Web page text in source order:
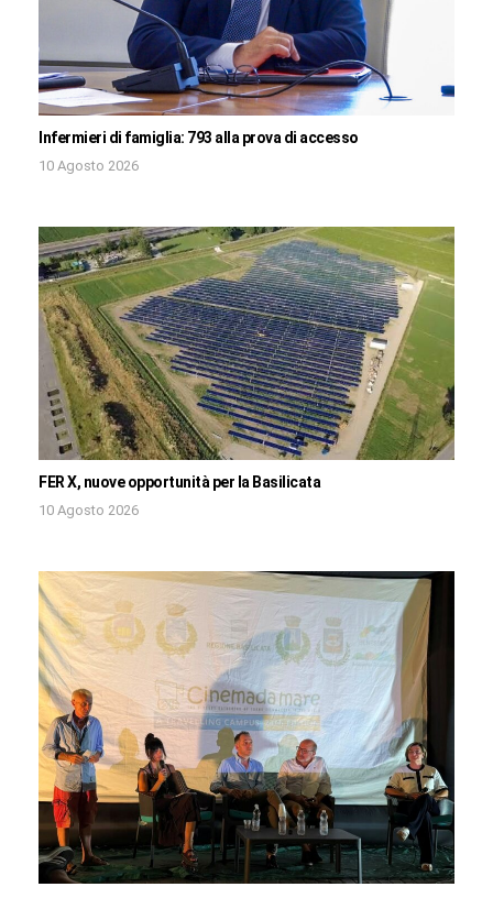
Infermieri di famiglia: 793 alla prova di accesso
10 Agosto 2026
FER X, nuove opportunità per la Basilicata
10 Agosto 2026